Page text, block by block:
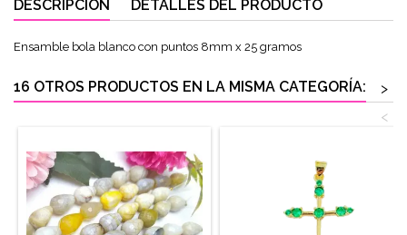
DESCRIPCIÓN DETALLES DEL PRODUCTO
Ensamble bola blanco con puntos 8mm x 25 gramos
16 OTROS PRODUCTOS EN LA MISMA CATEGORÍA:
>
<